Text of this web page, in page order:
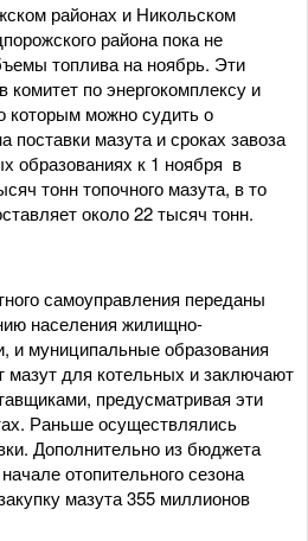
районах и Никольском
района пока не
топлива на ноябрь. Эти
комитет по энергокомплексу и
можно судить о
поставки мазута и сроках завоза
образованиях к 1 ноября в
тонн топочного мазута, в то
около 22 тысяч тонн.
самоуправления переданы
населения жилищно-
и муниципальные образования
мазут для котельных и заключают
предусматривая эти
Раньше осуществлялись
Дополнительно из бюджета
отопительного сезона
мазута 355 миллионов